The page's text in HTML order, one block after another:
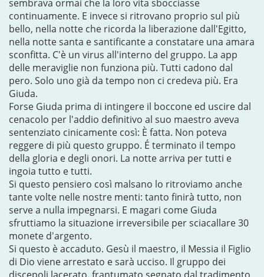
sembrava ormai che la loro vita sbocciasse
continuamente. E invece si ritrovano proprio sul più
bello, nella notte che ricorda la liberazione dall'Egitto,
nella notte santa e santificante a constatare una amara
sconfitta. C'è un virus all'interno del gruppo. La app
delle meraviglie non funziona più. Tutti cadono dal
pero. Solo uno già da tempo non ci credeva più. Era
Giuda.
Forse Giuda prima di intingere il boccone ed uscire dal
cenacolo per l'addio definitivo al suo maestro aveva
sentenziato cinicamente così: È fatta. Non poteva
reggere di più questo gruppo. É terminato il tempo
della gloria e degli onori. La notte arriva per tutti e
ingoia tutto e tutti.
Si questo pensiero così malsano lo ritroviamo anche
tante volte nelle nostre menti: tanto finirà tutto, non
serve a nulla impegnarsi. E magari come Giuda
sfruttiamo la situazione irreversibile per sciacallare 30
monete d'argento.
Si questo è accaduto. Gesù il maestro, il Messia il Figlio
di Dio viene arrestato e sarà ucciso. Il gruppo dei